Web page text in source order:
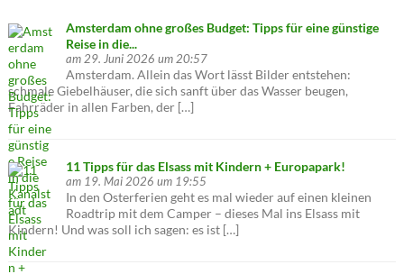
Amsterdam ohne großes Budget: Tipps für eine günstige
Reise in die...
am 29. Juni 2026 um 20:57
Amsterdam. Allein das Wort lässt Bilder entstehen:
schmale Giebelhäuser, die sich sanft über das Wasser beugen,
Fahrräder in allen Farben, der […]
11 Tipps für das Elsass mit Kindern + Europapark!
am 19. Mai 2026 um 19:55
In den Osterferien geht es mal wieder auf einen kleinen
Roadtrip mit dem Camper – dieses Mal ins Elsass mit
Kindern! Und was soll ich sagen: es ist […]